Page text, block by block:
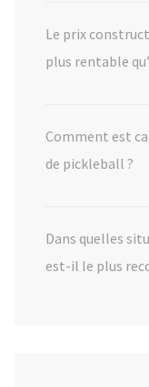
Le prix
plus rentable
Comment est
de pickleball ?
Dans quelles
est-il le plus